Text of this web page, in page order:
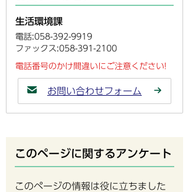
生活環境課
電話:058-392-9919
ファックス:058-391-2100
電話番号のかけ間違いにご注意ください!
お問い合わせフォーム
このページに関するアンケート
このページの情報は役に立ちました